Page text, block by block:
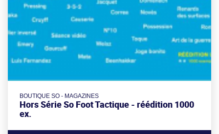
BOUTIQUE SO - MAGAZINES
Hors Série So Foot Tactique - réédition 1000
ex.